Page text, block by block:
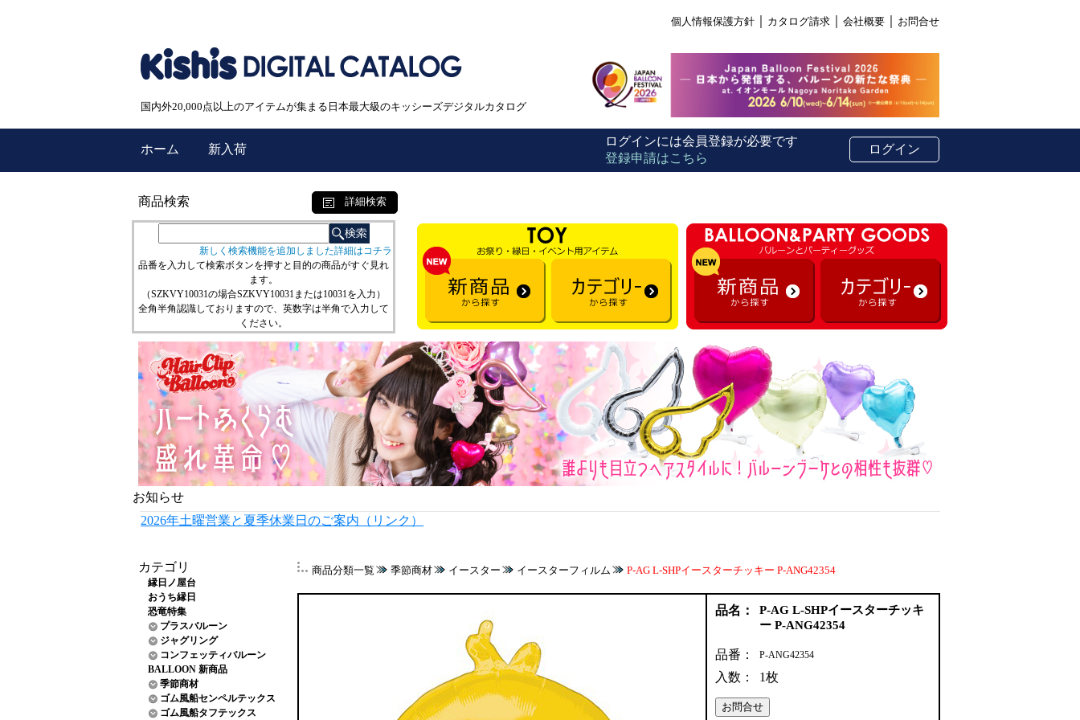
個人情報保護方針 カタログ請求 会社概要 お問合せ
国内外20,000点以上のアイテムが集まる日本最大級のキッシーズデジタルカタログ
ホーム 新入荷
ログインには会員登録が必要です
登録申請はこちら
ログイン
商品検索 詳細検索
新しく検索機能を追加しました詳細はコチラ
品番を入力して検索ボタンを押すと目的の商品がすぐ見れ
ます。
（SZKVY10031の場合SZKVY10031または10031を入力）
全角半角認識しておりますので、英数字は半角で入力して
ください。
お知らせ
2026年土曜営業と夏季休業日のご案内（リンク）
カテゴリ
縁日ノ屋台
おうち縁日
恐竜特集
プラスバルーン
ジャグリング
コンフェッティバルーン
BALLOON 新商品
季節商材
ゴム風船センペルテックス
ゴム風船タフテックス
商品分類一覧 季節商材 イースター イースターフィルム P-AG L-SHPイースターチッキー P-ANG42354
品名：
P-AG L-SHPイースターチッキ
ー P-ANG42354
品番： P-ANG42354
入数： 1枚